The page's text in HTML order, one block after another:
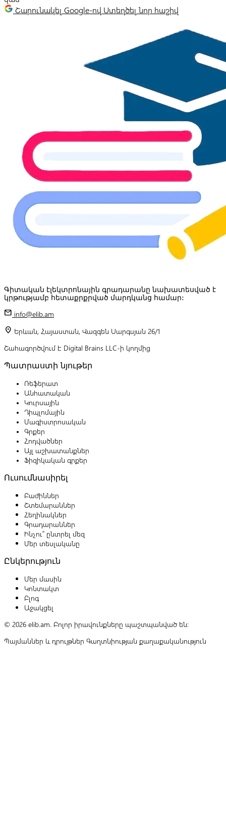
Շարունակել Google-ով Ստեղծել նոր հաշիվ
Գիտական էլեկտրոնային գրադարանը նախատեսված է
կրթությամբ հետաքրքրված մարդկանց համար:
mail info@elib.am
location_on Երևան, Հայաստան, Վազգեն Սարգսյան 26/1
Շահագործվում է Digital Brains LLC-ի կողմից
Պատրաստի նյութեր
Ռեֆերատ
Անհատական
Կուրսային
Դիպլոմային
Մագիստրոսական
Գրքեր
Հոդվածներ
Այլ աշխատանքներ
Ֆիզիկական գրքեր
Ուսումնասիրել
Բաժիններ
Շտեմարաններ
Հեղինակներ
Գրադարաններ
Ինչու՞ ընտրել մեզ
Մեր տեսլականը
Ընկերություն
Մեր մասին
Կոնտակտ
Բլոգ
Աջակցել
© 2026 elib.am. Բոլոր իրավունքները պաշտպանված են:
Պայմաններ և դրույթներ Գաղտնիության քաղաքականություն